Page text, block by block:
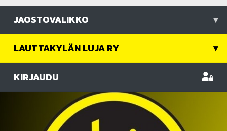
JAOSTOVALIKKO ▾
LAUTTAKYLÄN LUJA RY ▾
KIRJAUDU